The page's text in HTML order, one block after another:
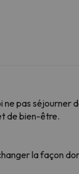
pas séjourner
de bien-être.
la façon